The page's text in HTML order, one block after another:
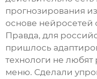
прогнозирования
основе нейросетей
Правда, для
пришлось
технологи не
меню. Сделали